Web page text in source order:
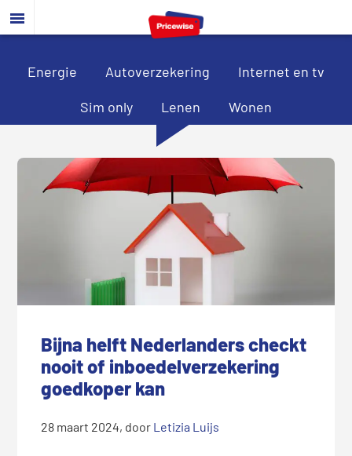
Door
naar
hoofd
Spring
naar
eerste
Spring
naar
voettekst
Energie Autoverzekering Internet en tv
Sim only Lenen Wonen
Bijna helft Nederlanders checkt
nooit of inboedelverzekering
goedkoper kan
28 maart 2024, door Letizia Luijs